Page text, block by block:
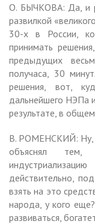
О. БЫЧКОВА: Да, и
развилкой
30-х в России,
принимать
предыдущих
получаса, 30
решения, вот,
дальнейшего НЭПа
результате, в
В. РОМЕНСКИЙ: Ну,
объяснял
действительно,
взять на это
народа, у кого
развиваться,